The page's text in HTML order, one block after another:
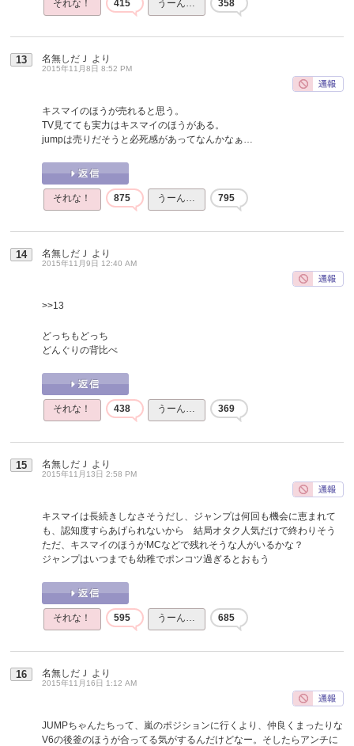
それな！ 415 うーん… 358
13 名無しだＪ より
2015年11月8日 8:52 PM
キスマイのほうが売れると思う。
TV見てても実力はキスマイのほうがある。
jumpは売りだそうと必死感があってなんかなぁ…
それな！ 875 うーん… 795
14 名無しだＪ より
2015年11月9日 12:40 AM
>>13
どっちもどっち
どんぐりの背比べ
それな！ 438 うーん… 369
15 名無しだＪ より
2015年11月13日 2:58 PM
キスマイは長続きしなさそうだし、ジャンプは何回も機会に恵まれて
も、認知度すらあげられないから 結局オタク人気だけで終わりそう
ただ、キスマイのほうがMCなどで残れそうな人がいるかな？
ジャンプはいつまでも幼稚でポンコツ過ぎるとおもう
それな！ 595 うーん… 685
16 名無しだＪ より
2015年11月16日 1:12 AM
JUMPちゃんたちって、嵐のポジションに行くより、仲良くまったりな
V6の後釜のほうが合ってる気がするんだけどなー。そしたらアンチに